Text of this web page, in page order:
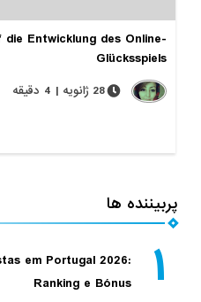
die Entwicklung des Online-
Glücksspiels
28 ژانویه | 4 دقیقه
پربیننده ها
۱
em Portugal 2026:
Ranking e Bónus